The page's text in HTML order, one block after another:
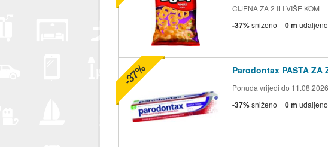
CIJENA ZA 2 ILI VIŠE KOM
-37%sniženo 0 m udaljeno
Parodontax PASTA ZA
Ponuda vrijedi do
-37%sniženo 0 m udaljeno
-37%